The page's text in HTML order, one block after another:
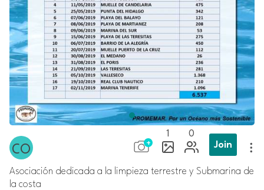
1
0
Join
Asociación dedicada a la limpieza terrestre y Submarina de
la costa